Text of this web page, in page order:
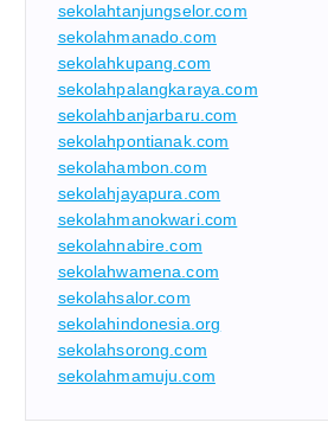
sekolahtanjungselor.com
sekolahmanado.com
sekolahkupang.com
sekolahpalangkaraya.com
sekolahbanjarbaru.com
sekolahpontianak.com
sekolahambon.com
sekolahjayapura.com
sekolahmanokwari.com
sekolahnabire.com
sekolahwamena.com
sekolahsalor.com
sekolahindonesia.org
sekolahsorong.com
sekolahmamuju.com